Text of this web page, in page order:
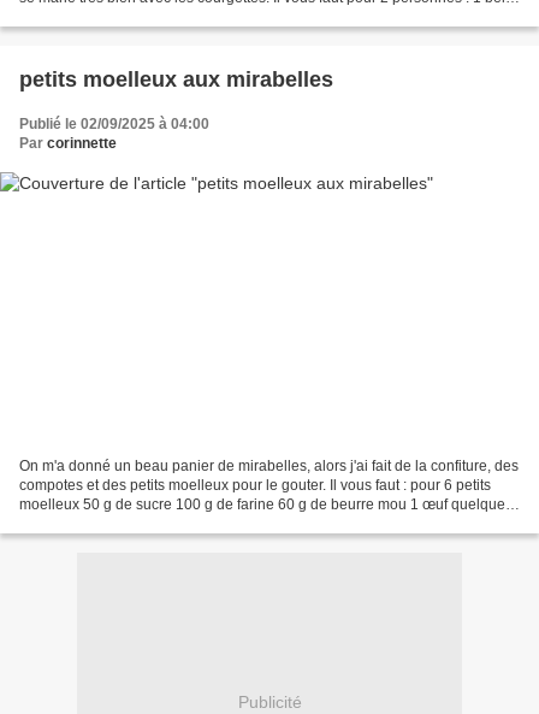
petits moelleux aux mirabelles
Publié le 02/09/2025 à 04:00
Par corinnette
On m'a donné un beau panier de mirabelles, alors j'ai fait de la confiture, des
compotes et des petits moelleux pour le gouter. Il vous faut : pour 6 petits
moelleux 50 g de sucre 100 g de farine 60 g de beurre mou 1 œuf quelques
Publicité